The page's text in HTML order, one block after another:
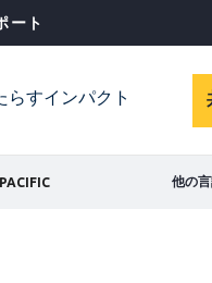
ート
らすインパクト
他の